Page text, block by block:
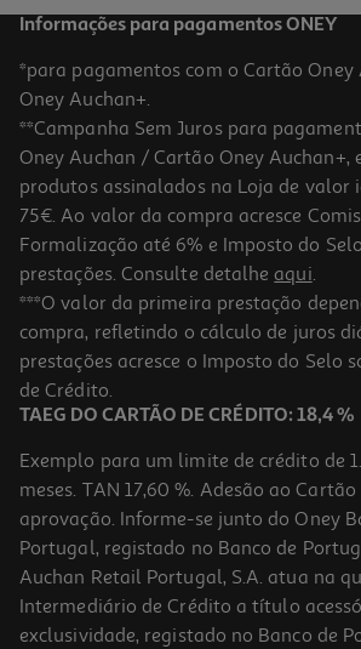
Informações para pagamentos ONEY
*para pagamentos com o Cartão
Oney Auchan+.
**Campanha Sem Juros para
Oney Auchan / Cartão Oney Auchan+,
produtos assinalados na Loja de valor
75€. Ao valor da compra acresce
Formalização até 6% e Imposto do
prestações. Consulte detalhe aqui.
***O valor da primeira prestação
compra, refletindo o cálculo de juros
prestações acresce o Imposto do Selo
de Crédito.
TAEG DO CARTÃO DE CRÉDITO: 18,4 %
Exemplo para um limite de crédito de
meses. TAN 17,60 %. Adesão ao
aprovação. Informe-se junto do Oney
Portugal, registado no Banco de
Auchan Retail Portugal, S.A. atua na
Intermediário de Crédito a título
exclusividade, registado no Banco de